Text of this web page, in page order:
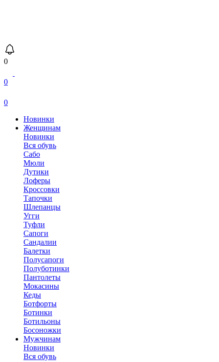
0
0
0
Новинки
Женщинам
Новинки
Вся обувь
Сабо
Мюли
Дутики
Лоферы
Кроссовки
Тапочки
Шлепанцы
Угги
Туфли
Сапоги
Сандалии
Балетки
Полусапоги
Полуботинки
Пантолеты
Мокасины
Кеды
Ботфорты
Ботинки
Ботильоны
Босоножки
Мужчинам
Новинки
Вся обувь